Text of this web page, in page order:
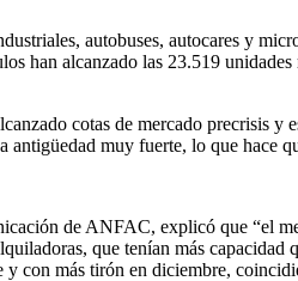
autobuses, autocares y
han alcanzado las 23.519
cotas de mercado precrisis
antigüedad muy fuerte, lo que hace
de ANFAC, explicó que “el
que tenían más
y con más tirón en diciembre,